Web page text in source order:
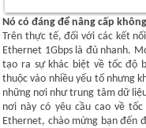
Nó có đáng để nâng cấp
Trên thực tế, đối với các kết
Ethernet 1Gbps là đủ nhanh.
tạo ra sự khác biệt về tốc độ
thuộc vào nhiều yếu tố nhưng
những nơi như trung tâm dữ
nơi này có yêu cầu cao về
Ethernet, chào mừng bạn đến